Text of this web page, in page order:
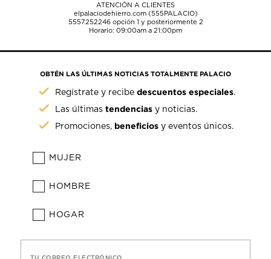
ATENCIÓN A CLIENTES
elpalaciodehierro.com (555PALACIO)
5557252246opción 1 y posteriormente 2
Horario: 09:00am a 21:00pm
OBTÉN LAS ÚLTIMAS NOTICIAS TOTALMENTE PALACIO
Regístrate y recibedescuentos especiales.
Las últimastendencias y noticias.
Promociones, beneficios y eventos únicos.
MUJER
HOMBRE
HOGAR
TU CORREO ELECTRÓNICO